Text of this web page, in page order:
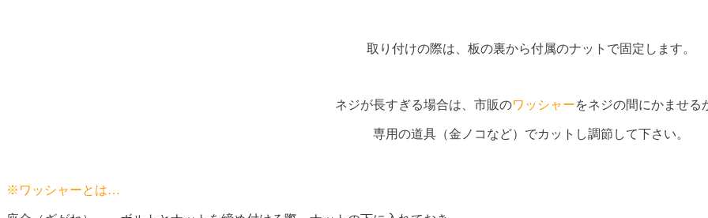
取り付けの際は、板の裏から付属のナットで固定します。
ネジが長すぎる場合は、市販のワッシャーをネジの間にかませる
専用の道具（金ノコなど）でカットし調節して下さい。
※ワッシャーとは…